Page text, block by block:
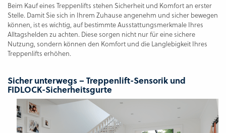
Beim Kauf eines Treppenlifts stehen Sicherheit und Komfort an erster
Stelle. Damit Sie sich in Ihrem Zuhause angenehm und sicher bewegen
können, ist es wichtig, auf bestimmte Ausstattungsmerkmale Ihres
Alltagshelden zu achten. Diese sorgen nicht nur für eine sichere
Nutzung, sondern können den Komfort und die Langlebigkeit Ihres
Treppenlifts erhöhen.
Sicher unterwegs – Treppenlift-Sensorik und
FIDLOCK-Sicherheitsgurte